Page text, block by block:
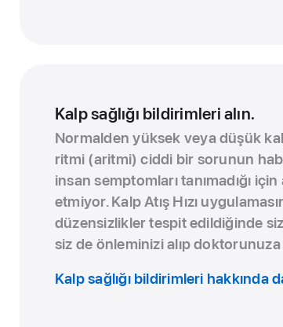
Kalp sağlığı bildirimleri alın.
Normalden yüksek veya düşük
ritmi (aritmi) ciddi bir sorunun
insan semptomları tanımadığı
etmiyor. Kalp Atış Hızı
düzensizlikler tespit edildiğinde
siz de önleminizi alıp
Kalp sağlığı bildirimleri hakkında